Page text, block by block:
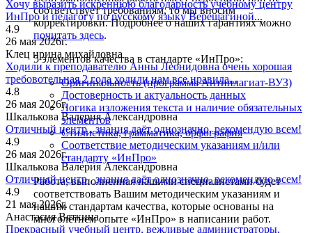
соответствует требованиям, то мы вносим
корректировки. Подробнее о наших гарантиях можно
почитать здесь.
5 элементов качества в стандарте «ИнПро»:
Оригинальность (программа Антиплагиат-ВУЗ)
Достоверность и актуальность данных
Логика изложения текста и наличие обязательных
элементов
Стилистика, грамматика, орфография
Соответствие методическим указаниям и/или
стандарту «ИнПро»
Работа, выполненная нашими специалистами будет
соответствовать Вашим методическим указаниям и
нашим стандартам качества, которые основаны на
многолетнем опыте «ИнПро» в написании работ.
Хочу выразить искреннюю благодарность учебному центру
ИнПро и педагогу по русскому языку Верещагиной...
4.9
26 мая 2026г.
Клец ирина михайловна
Ходили к преподавателю Анны Леонидовна очень хорошая
требовотельная 2 года ходили нам все нравила...
4.8
26 мая 2026г.
Шкалькова Валерия Александровна
Отличный центр , знания даёт однозначно, рекомендую всем!
4.9
26 мая 2026г.
Шкалькова Валерия Александровна
Отличный центр , знания даёт однозначно, рекомендую всем!
4.9
21 мая 2026г.
Анастасия Вяткина
Прекрасный учебный центр, вежливые администраторы,